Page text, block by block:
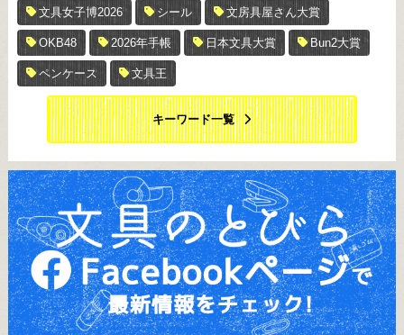
文具女子博2026 シール 文房具屋さん大賞
OKB48 2026年手帳 日本文具大賞 Bun2大賞
ペンケース 文具王
キーワード一覧